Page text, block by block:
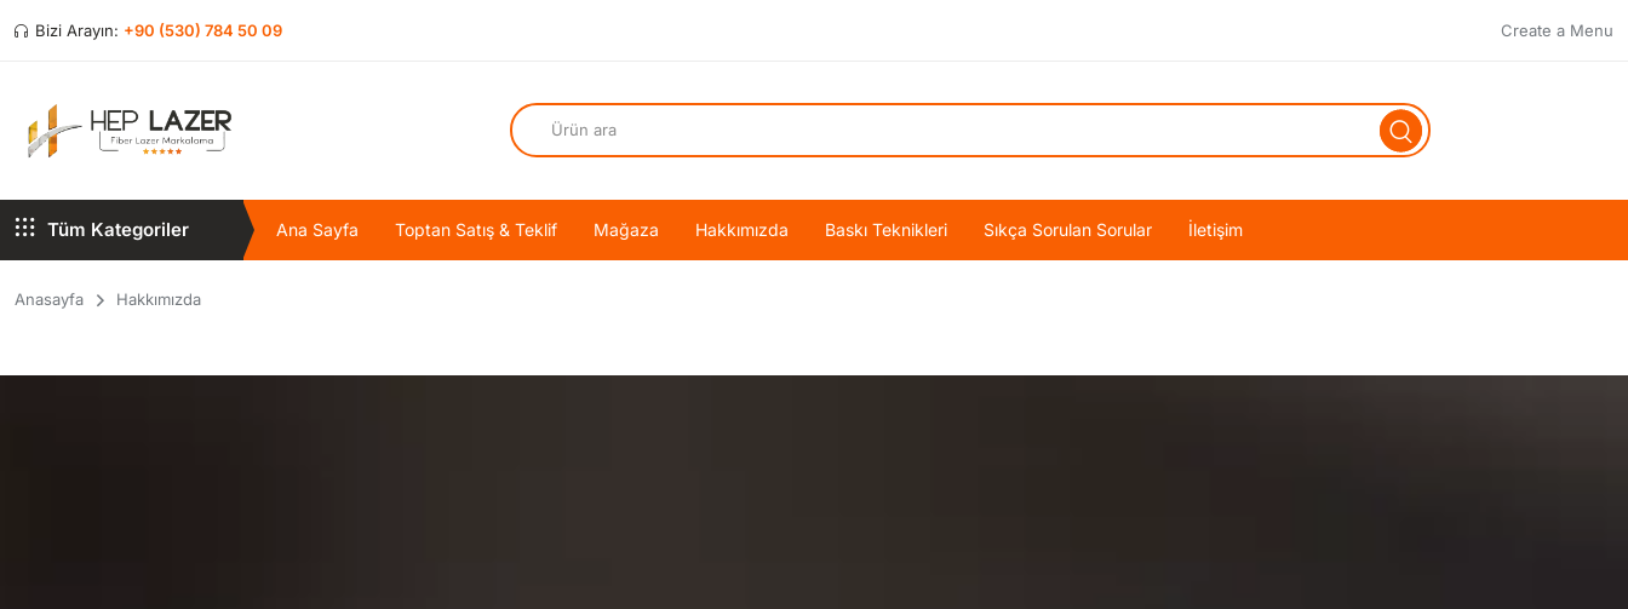
Bizi Arayın: +90 (530) 784 50 09 Create a Menu
Tüm Kategoriler Ana Sayfa Toptan Satış & Teklif Mağaza Hakkımızda Baskı Teknikleri Sıkça Sorulan Sorular İletişim
Anasayfa Hakkımızda